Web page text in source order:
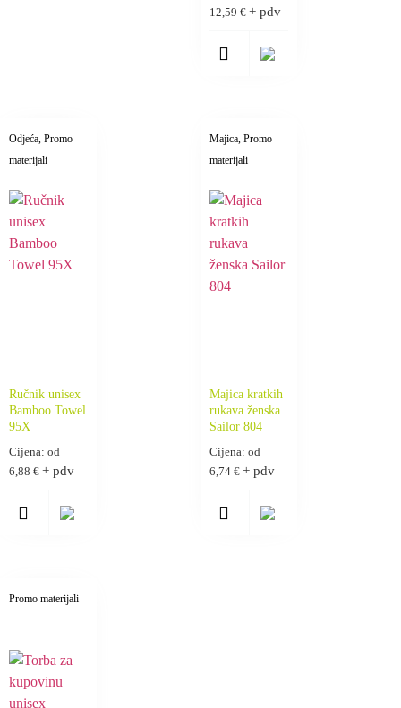
12,59 € + pdv
Odjeća, Promo
materijali
Ručnik unisex
Bamboo Towel
95X
Cijena: od
6,88 € + pdv
Majica, Promo
materijali
Majica kratkih
rukava ženska
Sailor 804
Cijena: od
6,74 € + pdv
Promo materijali